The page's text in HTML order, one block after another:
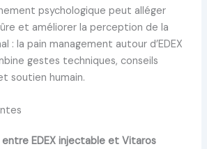
psychologique peut alléger
et améliorer la perception de la
: la pain management autour d’EDEX
gestes techniques, conseils
soutien humain.
EDEX injectable et Vitaros